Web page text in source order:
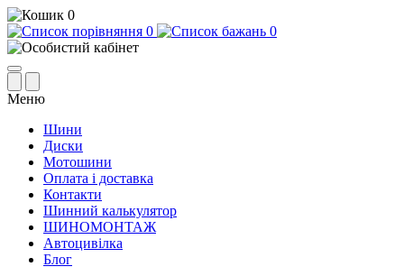
0
0
0
Меню
Шини
Диски
Мотошини
Оплата і доставка
Контакти
Шинний калькулятор
ШИНОМОНТАЖ
Автоцивілка
Блог